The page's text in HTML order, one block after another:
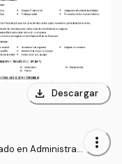
download Descargar
en Administrac
more_vert